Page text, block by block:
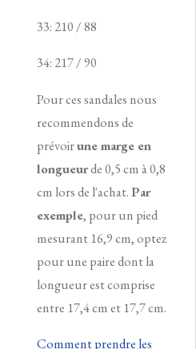
33: 210 / 88
34: 217 / 90
Pour ces sandales nous
recommendons de
prévoirune marge en
longueurde 0,5 cm à 0,8
cm lors de l'achat.Par
exemple, pour un pied
mesurant 16,9 cm, optez
pour une paire dont la
longueur est comprise
entre 17,4 cm et 17,7 cm.
Comment prendre les